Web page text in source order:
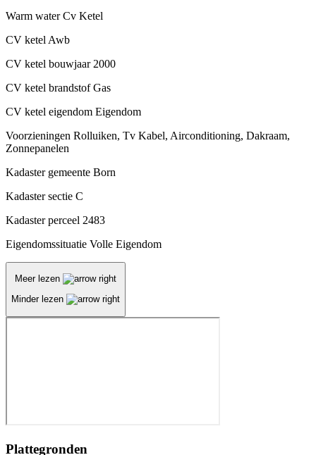
Warm water Cv Ketel
CV ketel Awb
CV ketel bouwjaar 2000
CV ketel brandstof Gas
CV ketel eigendom Eigendom
Voorzieningen Rolluiken, Tv Kabel, Airconditioning, Dakraam,
Zonnepanelen
Kadaster gemeente Born
Kadaster sectie C
Kadaster perceel 2483
Eigendomssituatie Volle Eigendom
Meer lezen
Minder lezen
Plattegronden